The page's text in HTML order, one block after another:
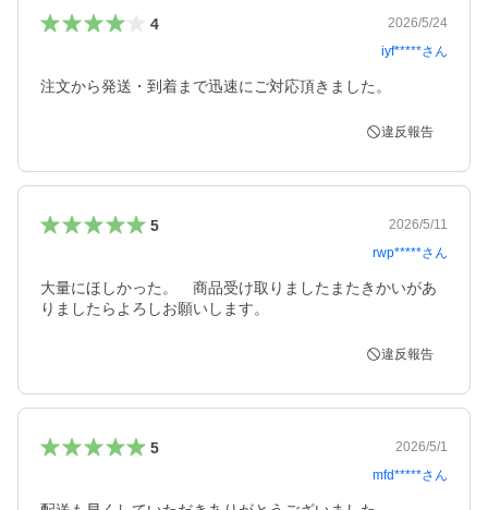
4
2026/5/24
iyf*****さん
注文から発送・到着まで迅速にご対応頂きました。
違反報告
5
2026/5/11
rwp*****さん
大量にほしかった。　商品受け取りましたまたきかいがあ
りましたらよろしお願いします。
違反報告
5
2026/5/1
mfd*****さん